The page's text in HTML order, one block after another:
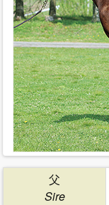
父
Sire